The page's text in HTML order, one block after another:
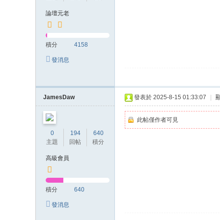
zy
論壇元老
積分 4158
發消息
JamesDaw
0
主題
194
回帖
640
積分
高級會員
積分 640
發消息
發表於 2025-8-15 01:33:07
此帖僅作者可見